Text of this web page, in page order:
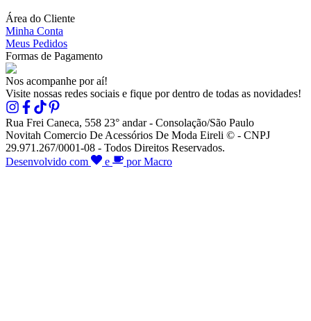
Área do Cliente
Minha Conta
Meus Pedidos
Formas de Pagamento
Nos acompanhe por aí!
Visite nossas redes sociais e fique por dentro de todas as novidades!
Rua Frei Caneca, 558 23° andar - Consolação/São Paulo
Novitah Comercio De Acessórios De Moda Eireli © - CNPJ
29.971.267/0001-08 - Todos Direitos Reservados.
Desenvolvido com
e por Macro